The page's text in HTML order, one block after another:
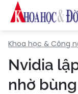
Khoa học & Công
Nvidia
nhờ